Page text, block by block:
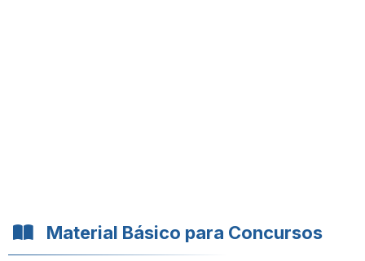
Material Básico para Concursos